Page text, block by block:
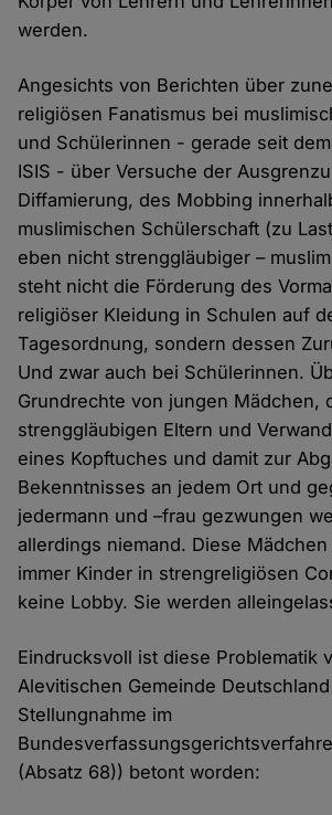
werden.
Angesichts von Berichten über
religiösen Fanatismus bei
und Schülerinnen - gerade seit
ISIS - über Versuche der
Diffamierung, des Mobbing
muslimischen Schülerschaft (zu
eben nicht strenggläubiger –
steht nicht die Förderung des
religiöser Kleidung in Schulen auf
Tagesordnung, sondern dessen
Und zwar auch bei Schülerinnen.
Grundrechte von jungen Mädchen,
strenggläubigen Eltern und
eines Kopftuches und damit zur
Bekenntnisses an jedem Ort und
jedermann und –frau gezwungen
allerdings niemand. Diese
immer Kinder in strengreligiösen
keine Lobby. Sie werden
Eindrucksvoll ist diese Problematik
Alevitischen Gemeinde
Stellungnahme im
(Absatz 68)) betont worden: